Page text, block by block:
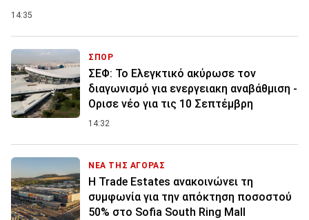
14:35
ΣΠΟΡ
ΣΕΦ: Το Ελεγκτικό ακύρωσε τον
διαγωνισμό για ενεργειακη αναβάθμιση -
Ορισε νέο για τις 10 Σεπτέμβρη
14:32
ΝΕΑ ΤΗΣ ΑΓΟΡΑΣ
Η Trade Estates ανακοινώνει τη
συμφωνία για την απόκτηση ποσοστού
50% στο Sofia South Ring Mall